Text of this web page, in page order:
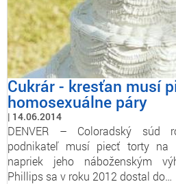
Cukrár - kresťan musí
homosexuálne páry
14.06.2014
DENVER – Coloradský súd
podnikateľ musí piecť torty na
napriek jeho náboženským
Phillips sa v roku 2012 dostal do…